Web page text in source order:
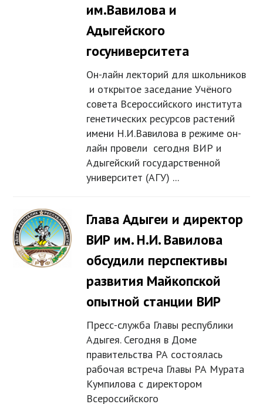
им.Вавилова и
Адыгейского
госуниверситета
Он-лайн лекторий для школьников
и открытое заседание Учёного
совета Всероссийского института
генетических ресурсов растений
имени Н.И.Вавилова в режиме он-
лайн провели сегодня ВИР и
Адыгейский государственной
университет (АГУ) ...
Глава Адыгеи и директор
ВИР им. Н.И. Вавилова
обсудили перспективы
развития Майкопской
опытной станции ВИР
Пресс-служба Главы республики
Адыгея. Сегодня в Доме
правительства РА состоялась
рабочая встреча Главы РА Мурата
Кумпилова с директором
Всероссийского